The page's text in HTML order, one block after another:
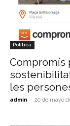
Política
Compromís
les
admin - 20 de mayo